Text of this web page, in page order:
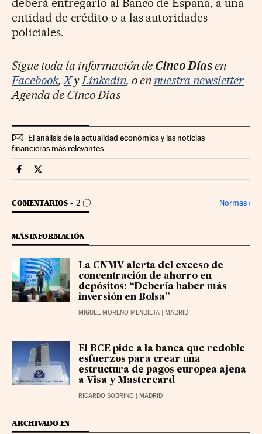
deberá entregarlo al Banco de España, a una
entidad de crédito o a las autoridades
policiales.
Sigue toda la información de Cinco Díasen
Facebook,XyLinkedin, o ennuestra newsletter
Agenda de Cinco Días
El análisis de la actualidad económica y las noticias
financieras más relevantes
Economia Cinco Días en Facebook
Economia Cinco Días en Twitter
COMENTARIOS 2
IR A LOS COMENTARIOS Normas›
MÁS INFORMACIÓN
La CNMV alerta del exceso de
concentración de ahorro en
depósitos: “Debería haber más
inversión en Bolsa”
MIGUEL MORENO MENDIETA | MADRID
El BCE pide a la banca que redoble
esfuerzos para crear una
estructura de pagos europea ajena
a Visa y Mastercard
RICARDO SOBRINO | MADRID
ARCHIVADO EN